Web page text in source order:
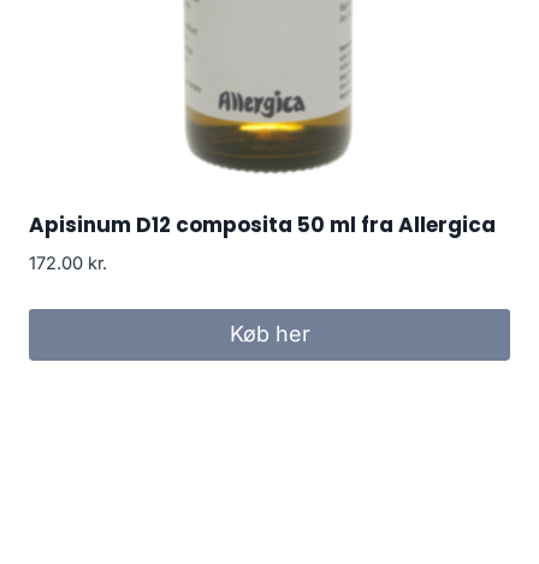
Apisinum D12 composita 50 ml fra Allergica
172.00 kr.
Køb her